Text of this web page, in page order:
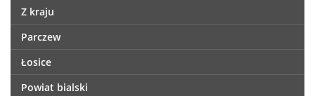
Z kraju
Parczew
Łosice
Powiat bialski